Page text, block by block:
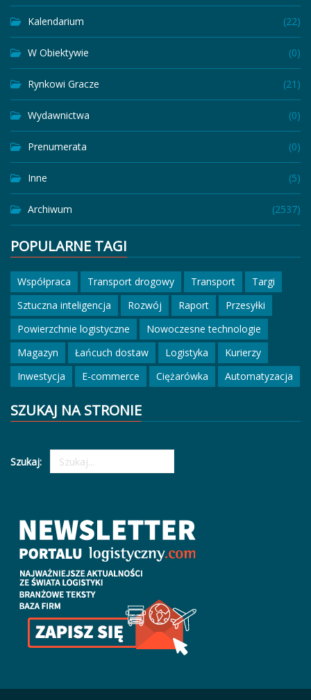
Kalendarium (22)
W Obiektywie (0)
Rynkowi Gracze (21)
Wydawnictwa (0)
Prenumerata (0)
Inne (5)
Archiwum (2537)
POPULARNE TAGI
Współpraca Transport drogowy Transport
Targi
Sztuczna inteligencja
Rozwój Raport
Przesyłki
Powierzchnie logistyczne
Nowoczesne technologie
Magazyn
Łańcuch dostaw Logistyka
Kurierzy
Inwestycja
E-commerce Ciężarówka Automatyzacja
SZUKAJ NA STRONIE
Szukaj: